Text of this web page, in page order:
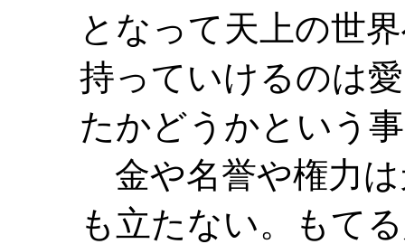
となって天上の世
持っていけるのは
たかどうかという
金や名誉や権力は
も立たない。もて